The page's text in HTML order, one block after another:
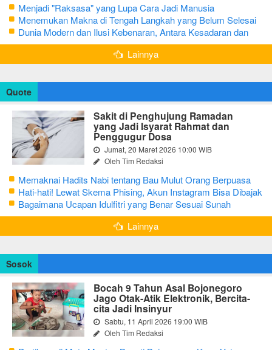
Menjadi "Raksasa" yang Lupa Cara Jadi Manusia
Menemukan Makna di Tengah Langkah yang Belum Selesai
Dunia Modern dan Ilusi Kebenaran, Antara Kesadaran dan
terjebak Tipu Daya
Lainnya
Quote
Sakit di Penghujung Ramadan
yang Jadi Isyarat Rahmat dan
Penggugur Dosa
Jumat, 20 Maret 2026 10:00 WIB
Oleh Tim Redaksi
Memaknai Hadits Nabi tentang Bau Mulut Orang Berpuasa
Secara Bijak Agar Tidak Menggangu
Hati-hati! Lewat Skema Phising, Akun Instagram Bisa Dibajak
Kurang dari 3 Menit
Bagaimana Ucapan Idulfitri yang Benar Sesuai Sunah
Rasulullah
Lainnya
Sosok
Bocah 9 Tahun Asal Bojonegoro
Jago Otak-Atik Elektronik, Bercita-
cita Jadi Insinyur
Sabtu, 11 April 2026 19:00 WIB
Oleh Tim Redaksi